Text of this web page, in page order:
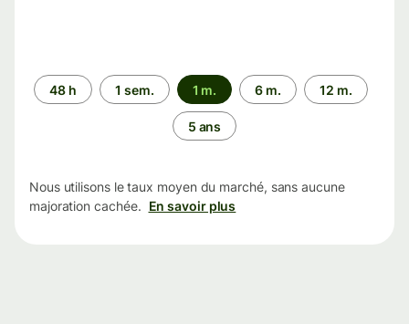
Période
48 h 1 sem. 1 m. 6 m. 12 m.
5 ans
Nous utilisons le taux moyen du marché, sans aucune
majoration cachée. En savoir plus